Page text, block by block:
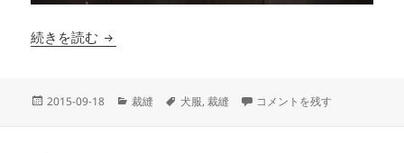
続きを読む ツナギの犬服（初期バージョン）
投
2015-09-18
カ
裁縫
タ
犬服,裁縫 ツナギの犬服（初期バージョ
コメントを残す